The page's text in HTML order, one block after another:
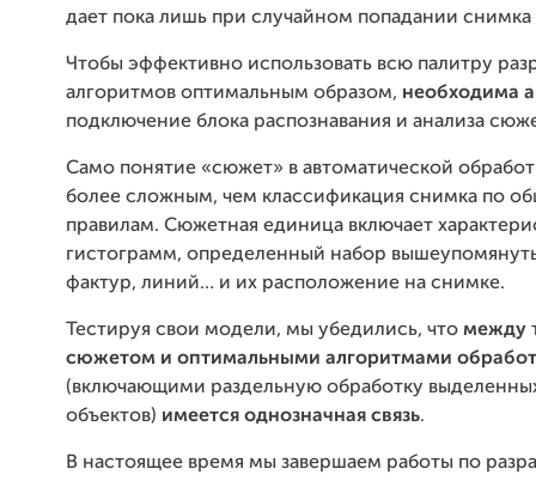
дает пока лишь при случайном попадании снимка
Чтобы эффективно использовать всю палитру
алгоритмов оптимальным образом, необходима
подключение блока распознавания и анализа
Само понятие «сюжет» в автоматической
более сложным, чем классификация снимка по
правилам. Сюжетная единица включает
гистограмм, определенный набор
фактур, линий… и их расположение на снимке.
Тестируя свои модели, мы убедились, что между
сюжетом и оптимальными алгоритмами
(включающими раздельную обработку
объектов) имеется однозначная связь.
В настоящее время мы завершаем работы по